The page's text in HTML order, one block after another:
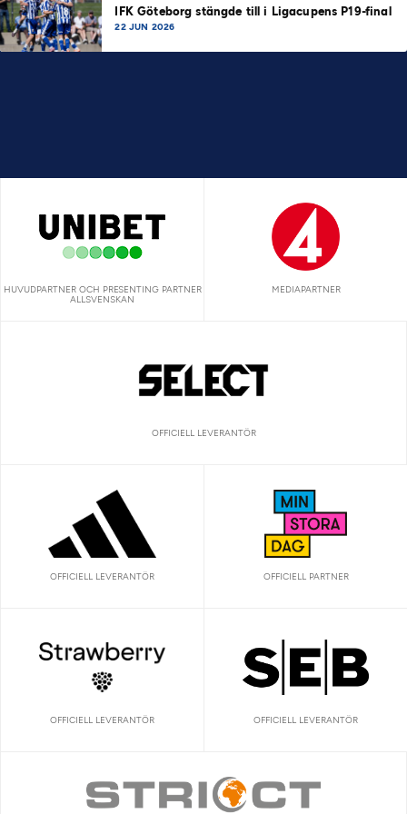
IFK Göteborg stängde till i Ligacupens P19-final
22 JUN 2026
HUVUDPARTNER OCH PRESENTING PARTNER
ALLSVENSKAN
MEDIAPARTNER
OFFICIELL LEVERANTÖR
OFFICIELL LEVERANTÖR OFFICIELL PARTNER
OFFICIELL LEVERANTÖR OFFICIELL LEVERANTÖR